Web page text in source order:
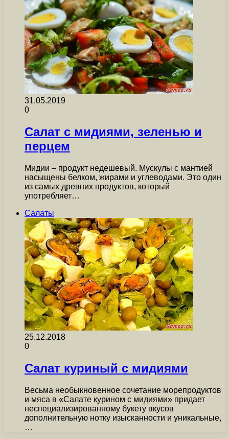
31.05.2019
0
Салат с мидиями, зеленью и
перцем
Мидии – продукт недешевый. Мускулы с мантией
насыщены белком, жирами и углеводами. Это один
из самых древних продуктов, который
употребляет…
Салаты
25.12.2018
0
Салат куриный с мидиями
Весьма необыкновенное сочетание морепродуктов
и мяса в «Салате курином с мидиями» придает
неспециализированному букету вкусов
дополнительную нотку изысканности и уникальные,
…